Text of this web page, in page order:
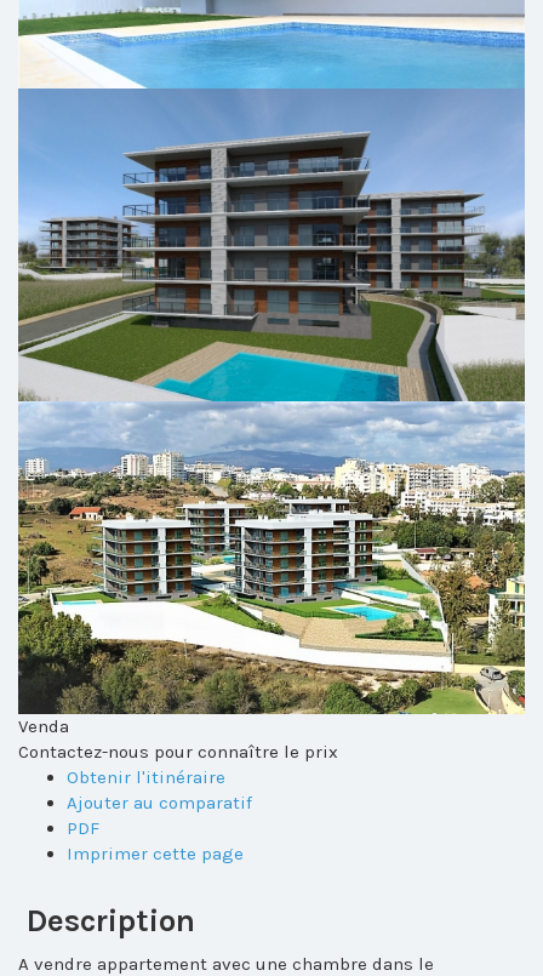
Venda
Contactez-nous pour connaître le prix
Obtenir l'itinéraire
Ajouter au comparatif
PDF
Imprimer cette page
Description
A vendre appartement avec une chambre dans le